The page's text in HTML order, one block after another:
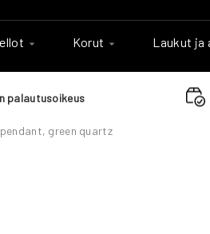
Korut Laukut ja
palautusoikeus
green quartz